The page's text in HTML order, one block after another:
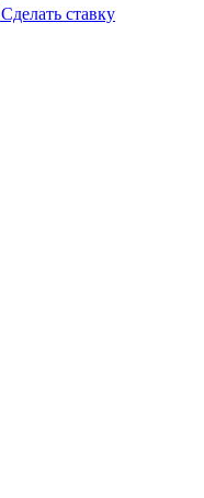
Сделать ставку